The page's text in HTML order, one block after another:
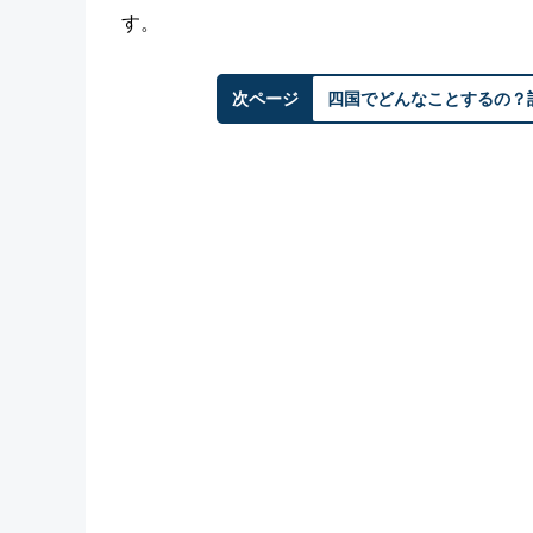
す。
次ページ 四国でどんなことするの？